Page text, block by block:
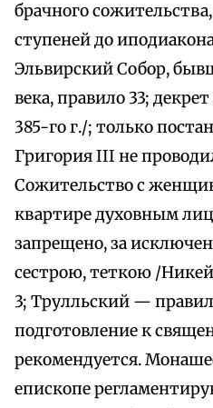
брачного
ступеней до
Эльвирский Собор,
века, правило 33;
385-го г./; только
Григория III не
Сожительство с
квартире духовным
запрещено, за
сестрою, теткою /
3; Трулльский —
подготовление к
рекомендуется.
епископе